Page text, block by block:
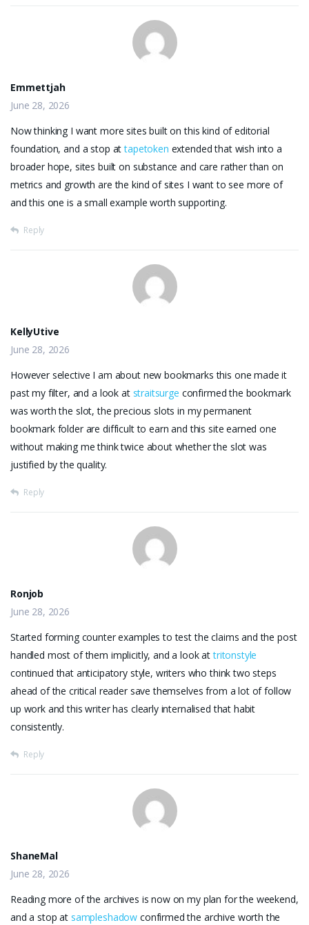
Emmettjah
June 28, 2026
Now thinking I want more sites built on this kind of editorial
foundation, and a stop attapetoken extended that wish into a
broader hope, sites built on substance and care rather than on
metrics and growth are the kind of sites I want to see more of
and this one is a small example worth supporting.
Reply
KellyUtive
June 28, 2026
However selective I am about new bookmarks this one made it
past my filter, and a look at straitsurge confirmed the bookmark
was worth the slot, the precious slots in my permanent
bookmark folder are difficult to earn and this site earned one
without making me think twice about whether the slot was
justified by the quality.
Reply
Ronjob
June 28, 2026
Started forming counter examples to test the claims and the post
handled most of them implicitly, and a look attritonstyle
continued that anticipatory style, writers who think two steps
ahead of the critical reader save themselves from a lot of follow
up work and this writer has clearly internalised that habit
consistently.
Reply
ShaneMal
June 28, 2026
Reading more of the archives is now on my plan for the weekend,
and a stop at sampleshadow confirmed the archive worth the